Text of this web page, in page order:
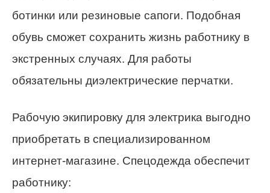
ботинки или резиновые сапоги. Подобная
обувь сможет сохранить жизнь работнику в
экстренных случаях. Для работы
обязательны диэлектрические перчатки.
Рабочую экипировку для электрика выгодно
приобретать в специализированном
интернет-магазине. Спецодежда обеспечит
работнику: